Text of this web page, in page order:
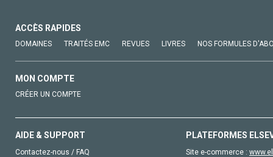
ACCÈS RAPIDES
DOMAINES TRAITÉS EMC REVUES LIVRES NOS FORMULES
MON COMPTE
CRÉER UN COMPTE
AIDE & SUPPORT
Contactez-nous / FAQ
PLATEFORMES
Site e-commerce :